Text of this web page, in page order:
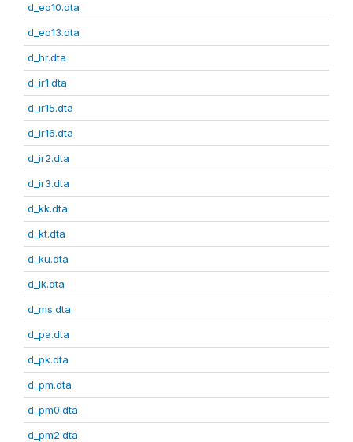
d_eo10.dta
d_eo13.dta
d_hr.dta
d_ir1.dta
d_ir15.dta
d_ir16.dta
d_ir2.dta
d_ir3.dta
d_kk.dta
d_kt.dta
d_ku.dta
d_lk.dta
d_ms.dta
d_pa.dta
d_pk.dta
d_pm.dta
d_pm0.dta
d_pm2.dta